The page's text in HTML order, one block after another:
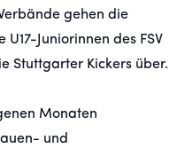
gehen die
Juniorinnen des FSV
Stuttgarter Kickers über.
Monaten
und